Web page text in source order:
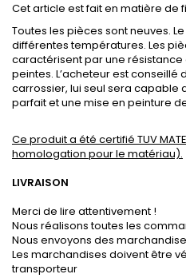
Cet article est fait en matière de
Toutes les pièces sont neuves.
différentes températures. Les
caractérisent par une résistance
peintes. L’acheteur est conseillé
carrossier, lui seul sera capable
parfait et une mise en peinture
Ce produit a été certifié TUV
homologation pour le matériau).
LIVRAISON
Merci de lire attentivement !
Nous réalisons toutes les
Nous envoyons des
Les marchandises doivent être
transporteur